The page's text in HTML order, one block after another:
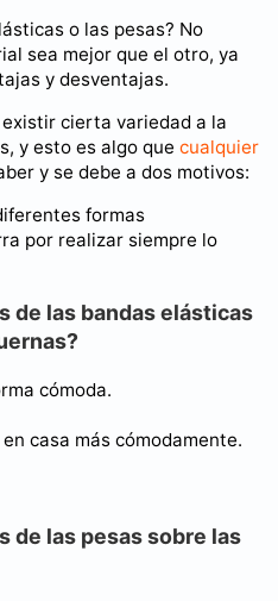
o las pesas? No
sea mejor que el otro, ya
y desventajas.
cierta variedad a la
y esto es algo que cualquier
y se debe a dos motivos:
formas
por realizar siempre lo
de las bandas elásticas
cómoda.
casa más cómodamente.
de las pesas sobre las